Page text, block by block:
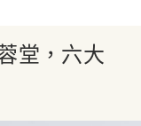
堂，六大